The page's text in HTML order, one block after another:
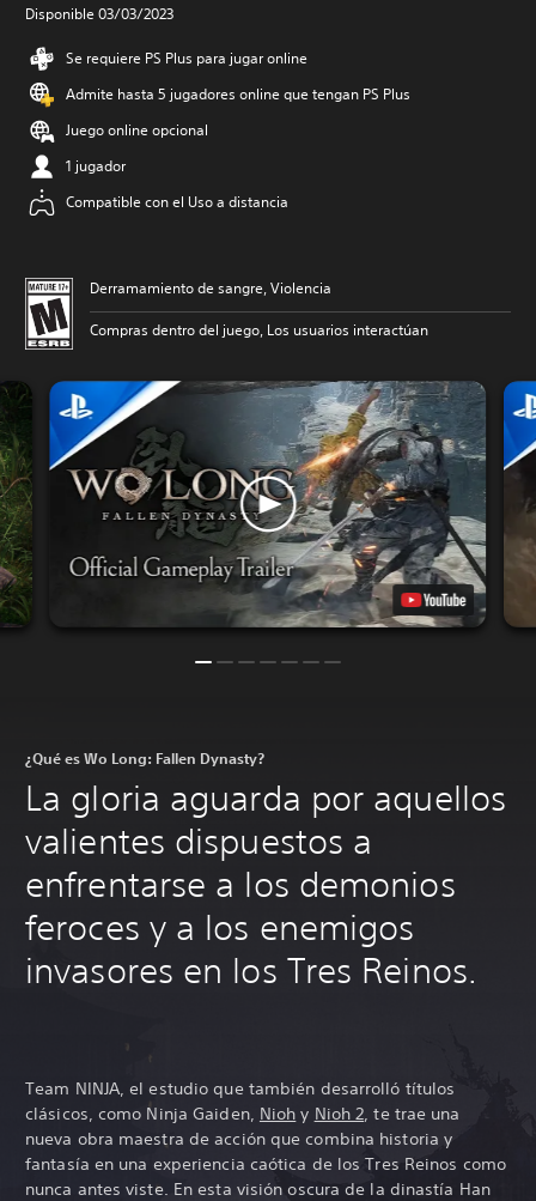
Disponible 03/03/2023
Se requiere PS Plus para jugar online
Admite hasta 5 jugadores online que tengan PS Plus
Juego online opcional
1 jugador
Compatible con el Uso a distancia
Derramamiento de sangre, Violencia
Compras dentro del juego, Los usuarios interactúan
¿Qué es Wo Long: Fallen Dynasty?
La gloria aguarda por aquellos
valientes dispuestos a
enfrentarse a los demonios
feroces y a los enemigos
invasores en los Tres Reinos.
Team NINJA, el estudio que también desarrolló títulos
clásicos, como Ninja Gaiden, Nioh y Nioh 2, te trae una
nueva obra maestra de acción que combina historia y
fantasía en una experiencia caótica de los Tres Reinos como
nunca antes viste. En esta visión oscura de la dinastía Han